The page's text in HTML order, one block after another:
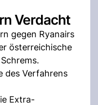
Verdacht
gegen Ryanairs
österreichische
des Verfahrens
Extra-